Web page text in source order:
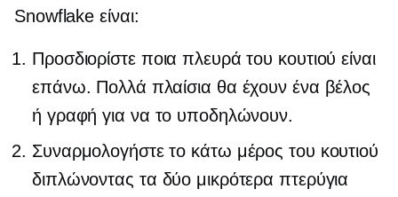
Snowflake είναι:
Προσδιορίστε ποια πλευρά του κουτιού είναι
επάνω. Πολλά πλαίσια θα έχουν ένα βέλος
ή γραφή για να το υποδηλώνουν.
Συναρμολογήστε το κάτω μέρος του κουτιού
διπλώνοντας τα δύο μικρότερα πτερύγια